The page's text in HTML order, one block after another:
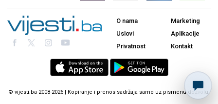
O nama
Uslovi
Privatnost
Marketing
Aplikacije
Kontakt
© vijesti.ba 2008-2026 | Kopiranje i prenos sadržaja samo uz pismenu dozvolu.